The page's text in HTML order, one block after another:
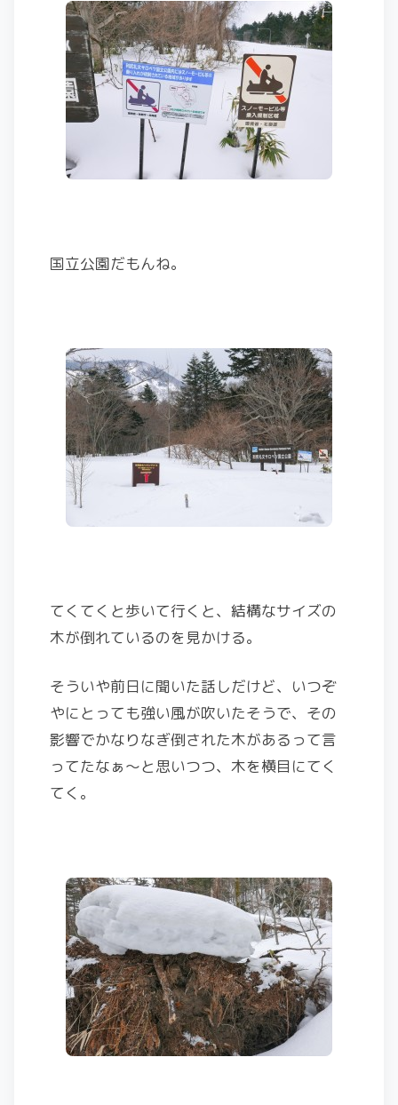
国立公園だもんね。
てくてくと歩いて行くと、結構なサイズの
木が倒れているのを見かける。
そういや前日に聞いた話しだけど、いつぞ
やにとっても強い風が吹いたそうで、その
影響でかなりなぎ倒された木があるって言
ってたなぁ～と思いつつ、木を横目にてく
てく。